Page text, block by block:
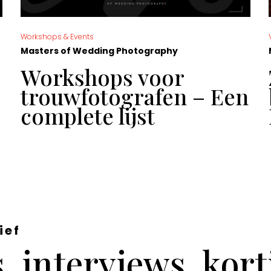
Workshops & Events
Masters of Wedding Photography
Workshops voor
trouwfotografen – Een
complete lijst